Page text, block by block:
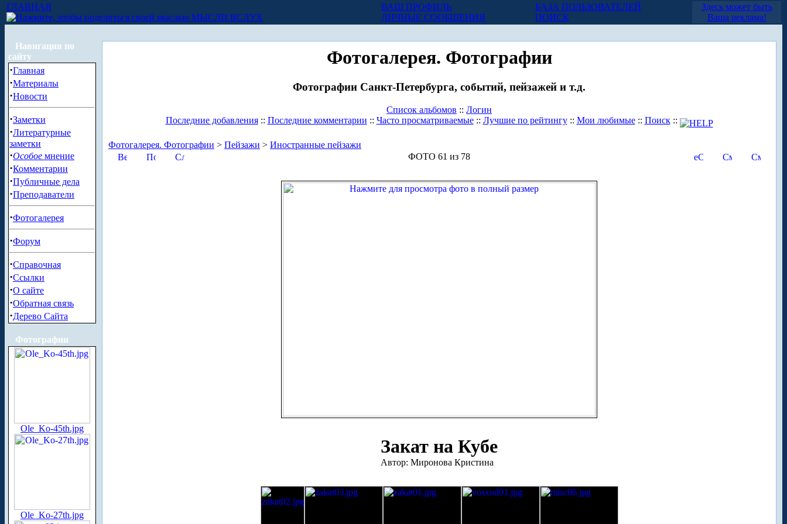
ГЛАВНАЯ
МЫСЛИ ВСЛУХ
ВАШ ПРОФИЛЬ
ЛИЧНЫЕ СООБЩЕНИЯ
БАЗА ПОЛЬЗОВАТЕЛЕЙ
ПОИСК
Здесь может быть
Ваша реклама!
Навигация по
сайту
·Главная
·Материалы
·Новости
·Заметки
·Литературные
заметки
·Особое мнение
·Комментарии
·Публичные дела
·Преподаватели
·Фотогалерея
·Форум
·Справочная
·Ссылки
·О сайте
·Обратная связь
·Дерево Сайта
Фотографии
Ole_Ko-45th.jpg
Ole_Ko-27th.jpg
Фотогалерея. Фотографии
Фотографии Санкт-Петербурга, событий, пейзажей и т.д.
Список альбомов :: Логин
Последние добавления:: Последние комментарии :: Часто просматриваемые:: Лучшие по рейтингу:: Мои любимые:: Поиск::
Фотогалерея. Фотографии > Пейзажи > Иностранные пейзажи
ФОТО 61 из 78
Закат на Кубе
Автор: Миронова Кристина